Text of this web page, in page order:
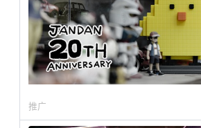
推广